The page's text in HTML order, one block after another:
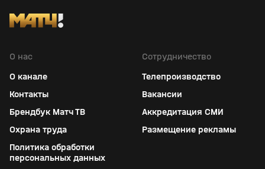
О нас
О канале
Контакты
Брендбук Матч ТВ
Охрана труда
Политика обработки
персональных данных
Сотрудничество
Телепроизводство
Вакансии
Аккредитация СМИ
Размещение рекламы